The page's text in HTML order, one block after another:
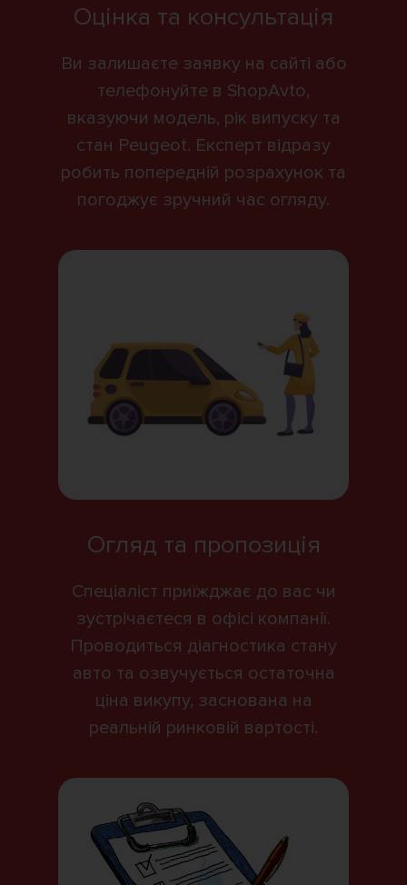
Оцінка та консультація
Ви залишаєте заявку на сайті або
телефонуйте в ShopAvto,
вказуючи модель, рік випуску та
стан Peugeot. Експерт відразу
робить попередній розрахунок та
погоджує зручний час огляду.
Огляд та пропозиція
Спеціаліст приїжджає до вас чи
зустрічаєтеся в офісі компанії.
Проводиться діагностика стану
авто та озвучується остаточна
ціна викупу, заснована на
реальній ринковій вартості.